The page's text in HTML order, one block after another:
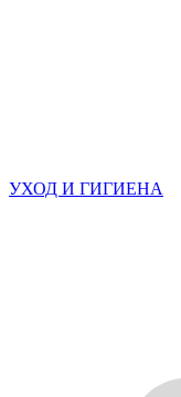
УХОД И ГИГИЕНА